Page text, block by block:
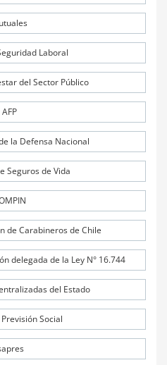
Laboral
del Sector Público
AFP
la Defensa Nacional
Seguros de Vida
de Carabineros de Chile
delegada de la Ley N° 16.744
del Estado
Social